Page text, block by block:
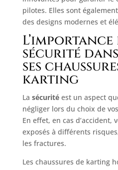
pilotes. Elles sont
des designs modernes et
sécurité
ses
karting
La sécuritéest un aspect
négliger lors du choix de
En effet, en cas d’accident,
exposés à différents
les fractures.
Les chaussures de karting